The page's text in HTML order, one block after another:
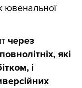
ювенальної
через
які
і